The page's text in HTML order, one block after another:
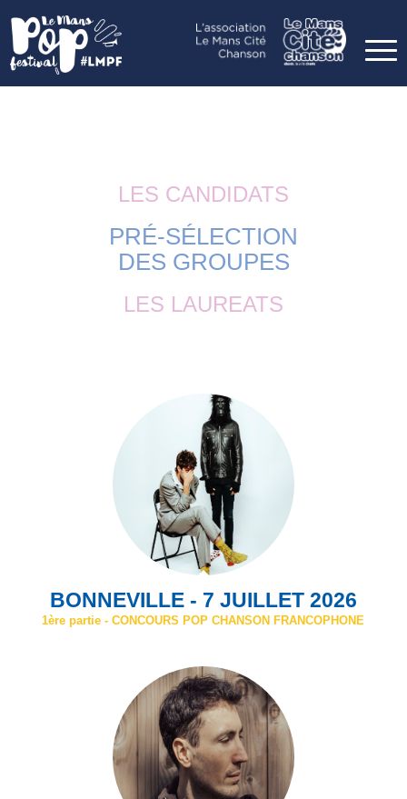
LES CANDIDATS
PRÉ-SÉLECTION
DES GROUPES
LES LAUREATS
BONNEVILLE - 7 JUILLET 2026
1ère partie - CONCOURS POP CHANSON FRANCOPHONE